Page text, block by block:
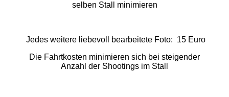
selben Stall minimieren
Jedes weitere liebevoll bearbeitete Foto: 15 Euro
Die Fahrtkosten minimieren sich bei steigender
Anzahl der Shootings im Stall